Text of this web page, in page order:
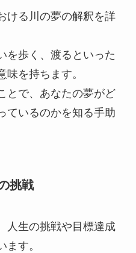
ける川の夢の解釈を詳
を歩く、渡るといった
を持ちます。
とで、あなたの夢がど
ているのかを知る手助
挑戦
人生の挑戦や目標達成
す。